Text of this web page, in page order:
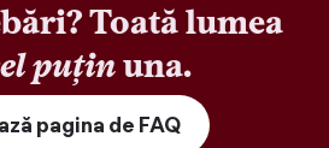
Toată lumea
puținuna.
pagina de FAQ